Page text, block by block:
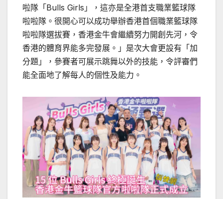
啦隊「Bulls Girls」，這亦是全港首支職業籃球隊
啦啦隊。很開心可以成功舉辦香港首個職業籃球隊
啦啦隊選拔賽，香港金牛會繼續努力開創先河，令
香港的體育界能多完發展。」是次大會更設有「加
分題」，參賽者可展示跳舞以外的技能，令評審們
能全面地了解每人的個性及能力。